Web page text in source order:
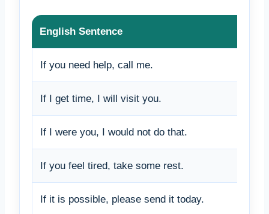
English Sentence
If you need help, call me.
If I get time, I will visit you.
If I were you, I would not do that.
If you feel tired, take some rest.
If it is possible, please send it today.